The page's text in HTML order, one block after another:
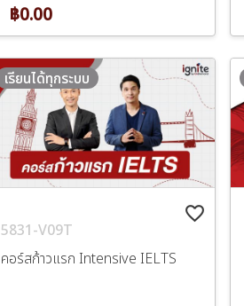
฿0.00
favorite_border
5831-V09T
คอร์สก้าวแรก Intensive IELTS
เรียนได้ทุกระบบ